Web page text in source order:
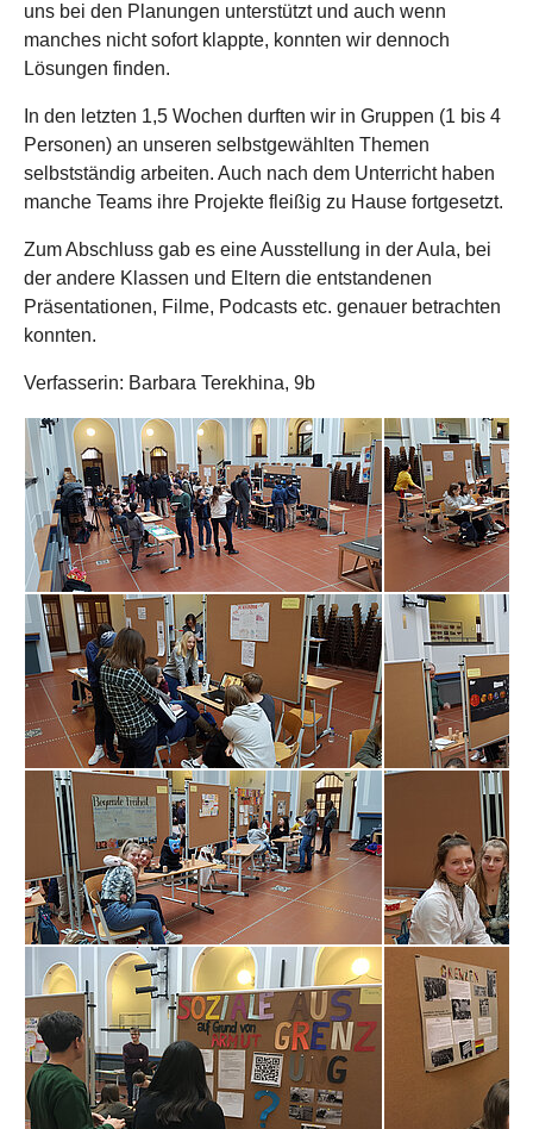
uns bei den Planungen unterstützt und auch wenn
manches nicht sofort klappte, konnten wir dennoch
Lösungen finden.
In den letzten 1,5 Wochen durften wir in Gruppen (1 bis 4
Personen) an unseren selbstgewählten Themen
selbstständig arbeiten. Auch nach dem Unterricht haben
manche Teams ihre Projekte fleißig zu Hause fortgesetzt.
Zum Abschluss gab es eine Ausstellung in der Aula, bei
der andere Klassen und Eltern die entstandenen
Präsentationen, Filme, Podcasts etc. genauer betrachten
konnten.
Verfasserin: Barbara Terekhina, 9b